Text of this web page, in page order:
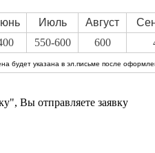
Июль Август
550-600 600
будет указана в эл.письме после
Вы отправляете заявку